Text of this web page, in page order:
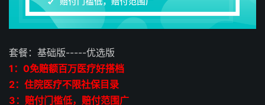
套餐：基础版-----优选版
1：0免赔额百万医疗好搭档
2：住院医疗不限社保目录
3：赔付门槛低，赔付范围广